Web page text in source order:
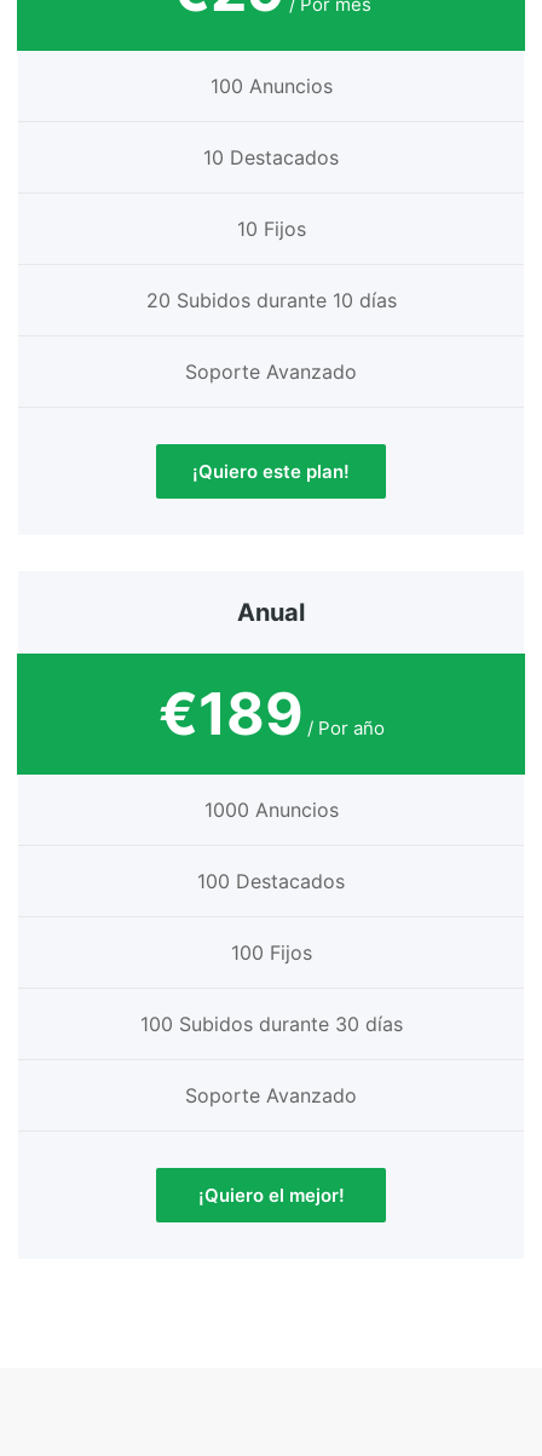
100 Anuncios
10 Destacados
10 Fijos
20 Subidos durante 10 días
Soporte Avanzado
¡Quiero este plan!
Anual
€189 / Por año
1000 Anuncios
100 Destacados
100 Fijos
100 Subidos durante 30 días
Soporte Avanzado
¡Quiero el mejor!